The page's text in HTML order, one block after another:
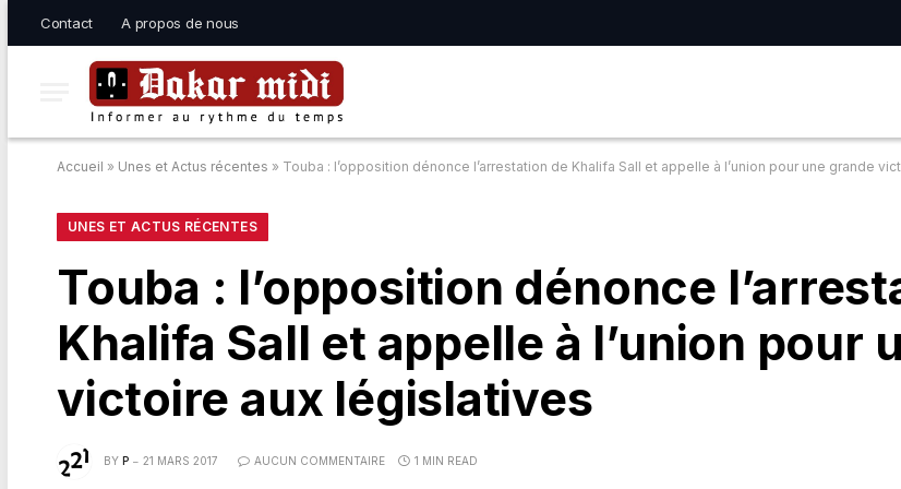
Contact A propos de nous
Accueil » Unes et Actus récentes » Touba : l’opposition dénonce l’arrestation de Khalifa Sall et appelle à l’union pour une grande
UNES ET ACTUS RÉCENTES
Touba : l’opposition dénonce
Khalifa Sall et appelle à l’union pour
victoire aux législatives
BY P 21 MARS 2017 AUCUN COMMENTAIRE 1 MIN READ